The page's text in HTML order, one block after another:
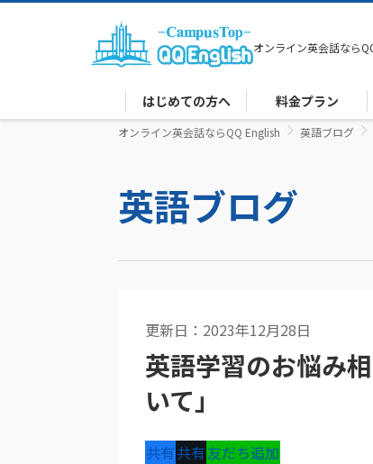
オンライン英会話なら
はじめての方へ 料金プラン
オンライン英会話ならQQ English 英語ブログ
英語ブログ
更新日：2023年12月28日
英語学習のお悩み
いて」
共有共有友だち追加